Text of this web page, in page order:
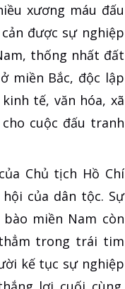
xương máu đấu
được sự nghiệp
thống nhất đất
miền Bắc, độc lập
tế, văn hóa, xã
cuộc đấu tranh
Chủ tịch Hồ Chí
của dân tộc. Sự
miền Nam còn
trong trái tim
kế tục sự nghiệp